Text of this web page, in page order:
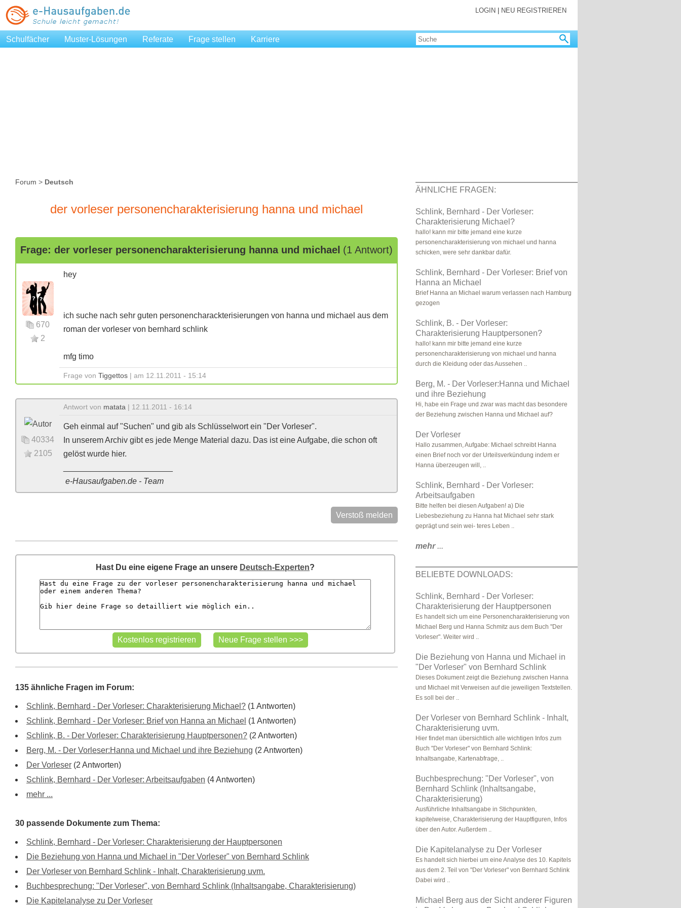
LOGIN NEU REGISTRIEREN
Schulfächer Muster-Lösungen Referate Frage stellen Karriere
Forum > Deutsch
der vorleser personencharakterisierung hanna und michael
Frage: der vorleser personencharakterisierung hanna und michael (1 Antwort)
670
2
hey
ich suche nach sehr guten personencharackterisierungen von hanna und michael aus dem
roman der vorleser von bernhard schlink
mfg timo
Frage von Tiggettos | am 12.11.2011 - 15:14
40334
2105
Antwort von matata | 12.11.2011 - 16:14
Geh einmal auf "Suchen" und gib als Schlüsselwort ein "Der Vorleser".
In unserem Archiv gibt es jede Menge Material dazu. Das ist eine Aufgabe, die schon oft
gelöst wurde hier.
e-Hausaufgaben.de - Team
Verstoß melden
Hast Du eine eigene Frage an unsere Deutsch-Experten?
135 ähnliche Fragen im Forum:
Schlink, Bernhard - Der Vorleser: Charakterisierung Michael? (1 Antworten)
Schlink, Bernhard - Der Vorleser: Brief von Hanna an Michael (1 Antworten)
Schlink, B. - Der Vorleser: Charakterisierung Hauptpersonen? (2 Antworten)
Berg, M. - Der Vorleser:Hanna und Michael und ihre Beziehung (2 Antworten)
Der Vorleser (2 Antworten)
Schlink, Bernhard - Der Vorleser: Arbeitsaufgaben (4 Antworten)
mehr ...
30 passende Dokumente zum Thema:
Schlink, Bernhard - Der Vorleser: Charakterisierung der Hauptpersonen
Die Beziehung von Hanna und Michael in "Der Vorleser" von Bernhard Schlink
Der Vorleser von Bernhard Schlink - Inhalt, Charakterisierung uvm.
Buchbesprechung: "Der Vorleser", von Bernhard Schlink (Inhaltsangabe, Charakterisierung)
Die Kapitelanalyse zu Der Vorleser
ÄHNLICHE FRAGEN:
Schlink, Bernhard - Der Vorleser:
Charakterisierung Michael?
hallo! kann mir bitte jemand eine kurze
personencharakterisierung von michael und hanna
schicken, were sehr dankbar dafür.
Schlink, Bernhard - Der Vorleser: Brief von
Hanna an Michael
Brief Hanna an Michael warum verlassen nach Hamburg
gezogen
Schlink, B. - Der Vorleser:
Charakterisierung Hauptpersonen?
hallo! kann mir bitte jemand eine kurze
personencharakterisierung von michael und hanna
durch die Kleidung oder das Aussehen ..
Berg, M. - Der Vorleser:Hanna und Michael
und ihre Beziehung
Hi, habe ein Frage und zwar was macht das besondere
der Beziehung zwischen Hanna und Michael auf?
Der Vorleser
Hallo zusammen, Aufgabe: Michael schreibt Hanna
einen Brief noch vor der Urteilsverkündung indem er
Hanna überzeugen will, ..
Schlink, Bernhard - Der Vorleser:
Arbeitsaufgaben
Bitte helfen bei diesen Aufgaben! a) Die
Liebesbeziehung zu Hanna hat Michael sehr stark
geprägt und sein wei- teres Leben ..
mehr...
BELIEBTE DOWNLOADS:
Schlink, Bernhard - Der Vorleser:
Charakterisierung der Hauptpersonen
Es handelt sich um eine Personencharakterisierung von
Michael Berg und Hanna Schmitz aus dem Buch "Der
Vorleser". Weiter wird ..
Die Beziehung von Hanna und Michael in
"Der Vorleser" von Bernhard Schlink
Dieses Dokument zeigt die Beziehung zwischen Hanna
und Michael mit Verweisen auf die jeweiligen Textstellen.
Es soll bei der ..
Der Vorleser von Bernhard Schlink - Inhalt,
Charakterisierung uvm.
Hier findet man übersichtlich alle wichtigen Infos zum
Buch "Der Vorleser" von Bernhard Schlink:
Inhaltsangabe, Kartenabfrage, ..
Buchbesprechung: "Der Vorleser", von
Bernhard Schlink (Inhaltsangabe,
Charakterisierung)
Ausführliche Inhaltsangabe in Stichpunkten,
kapitelweise, Charakterisierung der Hauptfiguren, Infos
über den Autor. Außerdem ..
Die Kapitelanalyse zu Der Vorleser
Es handelt sich hierbei um eine Analyse des 10. Kapitels
aus dem 2. Teil von "Der Vorleser" von Bernhard Schlink
Dabei wird ..
Michael Berg aus der Sicht anderer Figuren